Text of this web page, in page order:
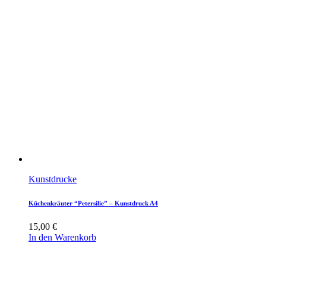
Kunstdrucke
Küchenkräuter “Petersilie” – Kunstdruck A4
15,00 €
In den Warenkorb